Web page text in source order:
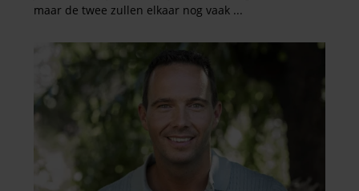
partners kunnen deze gegevens combineren met andere
verzameld op basis van uw gebruik van hun services. U
gaat akkoord met onze cookies als u onze website blijft
gebruiken.